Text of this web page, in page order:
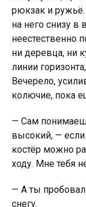
рюкзак и рyжьё.
на него снизу
неестественно
ни деревца, ни
линии
Вечерело,
колючие, пока
— Сам
высокий, — если
костёр можно
ходу. Мне тебя
— А ты
снегу.